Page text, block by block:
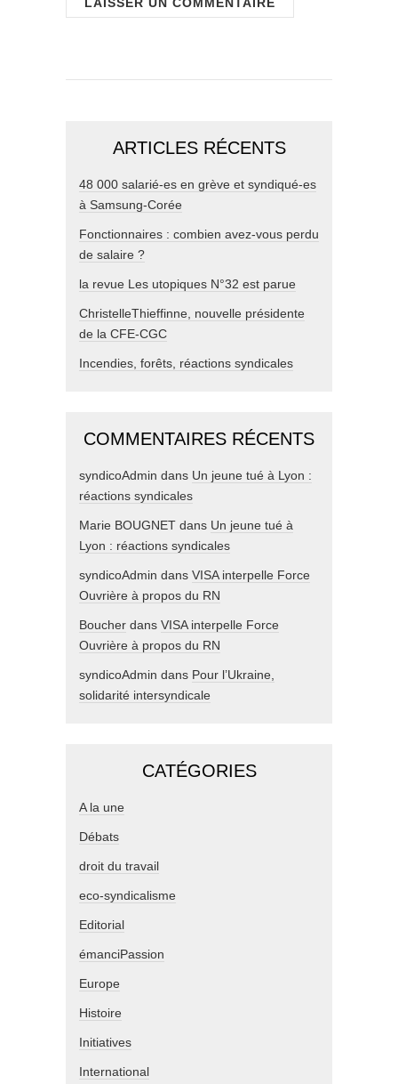
ARTICLES RÉCENTS
48 000 salarié-es en grève et syndiqué-es
à Samsung-Corée
Fonctionnaires : combien avez-vous perdu
de salaire ?
la revue Les utopiques N°32 est parue
ChristelleThieffinne, nouvelle présidente
de la CFE-CGC
Incendies, forêts, réactions syndicales
COMMENTAIRES RÉCENTS
syndicoAdmin dans Un jeune tué à Lyon :
réactions syndicales
Marie BOUGNET dans Un jeune tué à
Lyon : réactions syndicales
syndicoAdmin dans VISA interpelle Force
Ouvrière à propos du RN
Boucher dans VISA interpelle Force
Ouvrière à propos du RN
syndicoAdmin dans Pour l’Ukraine,
solidarité intersyndicale
CATÉGORIES
A la une
Débats
droit du travail
eco-syndicalisme
Editorial
émanciPassion
Europe
Histoire
Initiatives
International